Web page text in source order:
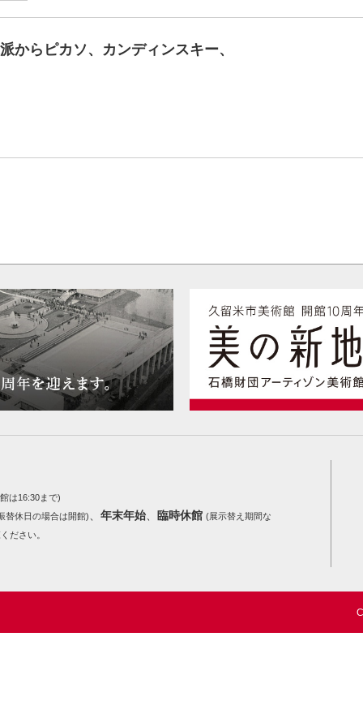
らピカソ、カンディンスキー、
は16:30まで)
替休日の場合は開館)
年末年始 臨時休館 (展示替え期間な
ださい。